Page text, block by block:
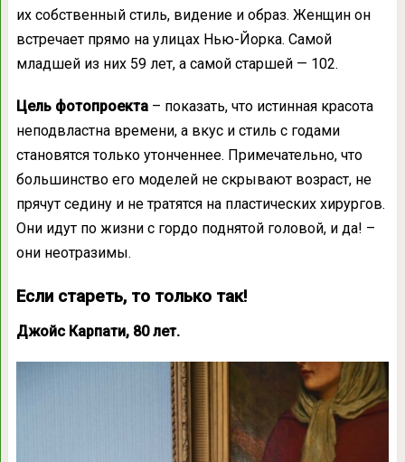
их собственный стиль, видение и образ. Женщин он
встречает прямо на улицах Нью-Йорка. Самой
младшей из них 59 лет, а самой старшей — 102.
Цель фотопроекта– показать, что истинная красота
неподвластна времени, а вкус и стиль с годами
становятся только утонченнее. Примечательно, что
большинство его моделей не скрывают возраст, не
прячут седину и не тратятся на пластических хирургов.
Они идут по жизни с гордо поднятой головой, и да! –
они неотразимы.
Если стареть, то только так!
Джойс Карпати, 80 лет.